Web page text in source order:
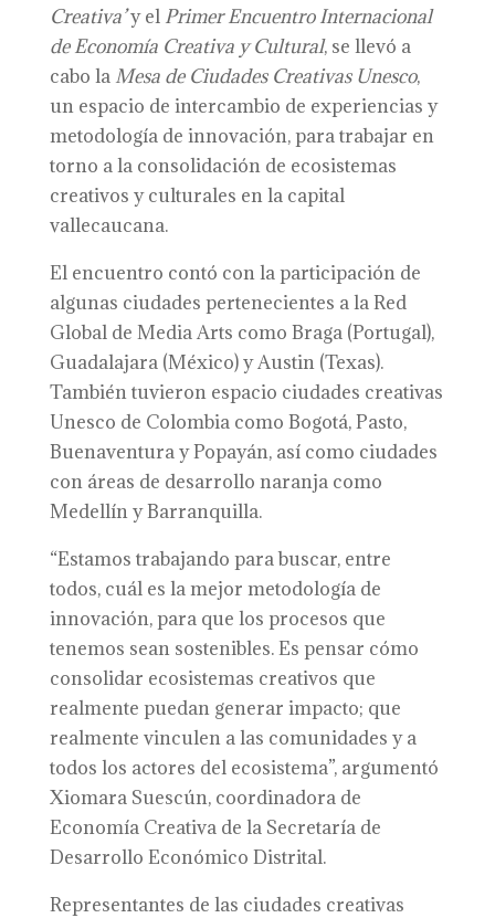
Creativa’y el PrimerEncuentro Internacional
de Economía Creativa y Cultural, se llevó a
cabo la Mesa de Ciudades Creativas Unesco,
un espacio de intercambio de experiencias y
metodología de innovación, para trabajar en
torno a la consolidación de ecosistemas
creativos y culturales en la capital
vallecaucana.
El encuentro contó con la participación de
algunas ciudades pertenecientes a la Red
Global de Media Arts como Braga (Portugal),
Guadalajara (México) y Austin (Texas).
También tuvieron espacio ciudades creativas
Unesco de Colombia como Bogotá, Pasto,
Buenaventura y Popayán, así como ciudades
con áreas de desarrollo naranja como
Medellín y Barranquilla.
“Estamos trabajando para buscar, entre
todos, cuál es la mejor metodología de
innovación, para que los procesos que
tenemos sean sostenibles. Es pensar cómo
consolidar ecosistemas creativos que
realmente puedan generar impacto; que
realmente vinculen a las comunidades y a
todos los actores del ecosistema”, argumentó
Xiomara Suescún, coordinadora de
Economía Creativa de la Secretaría de
Desarrollo Económico Distrital.
Representantes de las ciudades creativas